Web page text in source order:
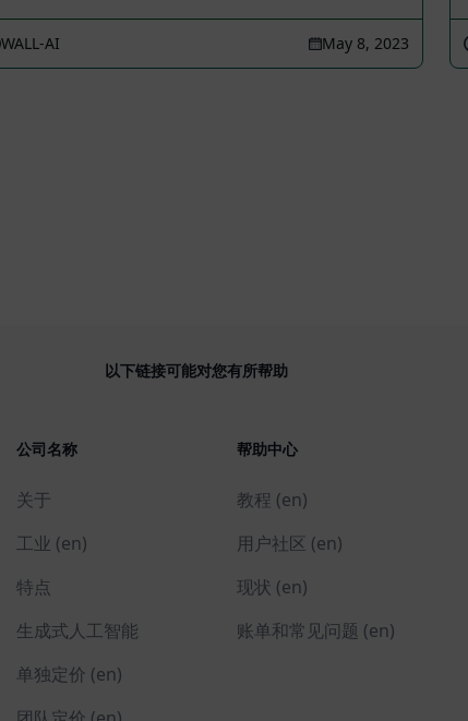
WALL-AI May 8, 2023
以下链接可能对您有所帮助
公司名称
关于
工业 (en)
特点
生成式人工智能
单独定价 (en)
帮助中心
教程 (en)
用户社区 (en)
现状 (en)
账单和常见问题 (en)